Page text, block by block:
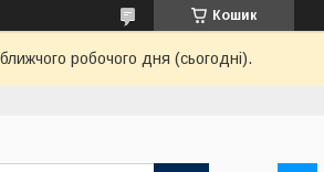
Кошик
робочого дня (сьогодні).